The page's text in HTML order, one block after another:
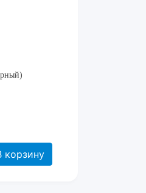
корзину